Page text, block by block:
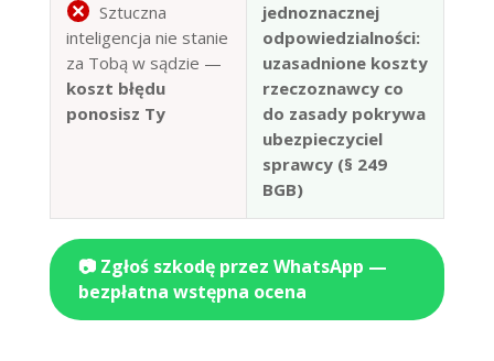
Sztuczna
inteligencja nie stanie
za Tobą w sądzie —
koszt błędu
ponosisz Ty
jednoznacznej
odpowiedzialności:
uzasadnione koszty
rzeczoznawcy co
do zasady pokrywa
ubezpieczyciel
sprawcy (§ 249
BGB)
📷 Zgłoś szkodę przez WhatsApp —
bezpłatna wstępna ocena